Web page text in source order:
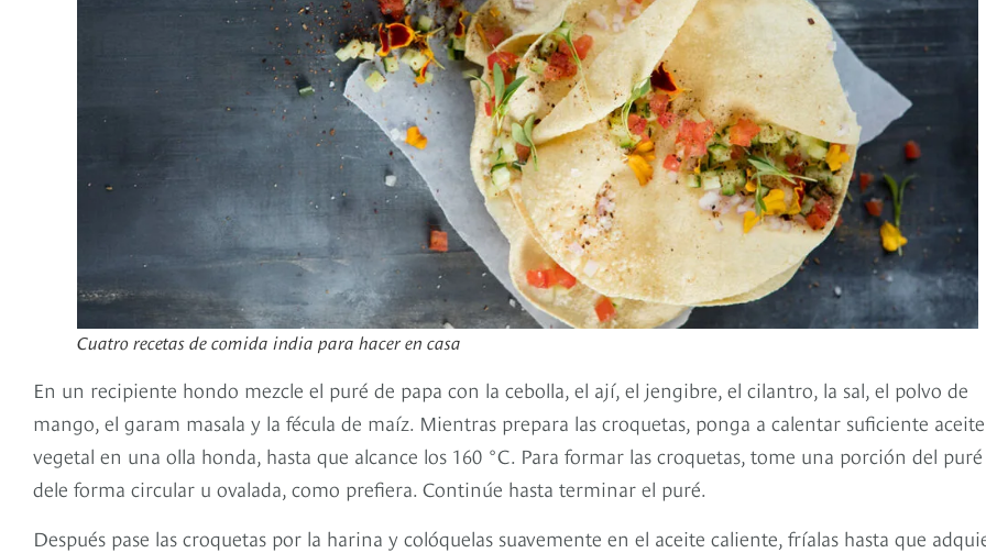
Cuatro recetas de comida india para hacer en casa
En un recipiente hondo mezcle el puré de papa con la cebolla, el ají, el jengibre, el cilantro, la sal, el polvo de
mango, el garam masala y la fécula de maíz. Mientras prepara las croquetas, ponga a calentar suficiente aceite
vegetal en una olla honda, hasta que alcance los 160 °C. Para formar las croquetas, tome una porción del
dele forma circular u ovalada, como prefiera. Continúe hasta terminar el puré.
Después pase las croquetas por la harina y colóquelas suavemente en el aceite caliente, fríalas hasta que